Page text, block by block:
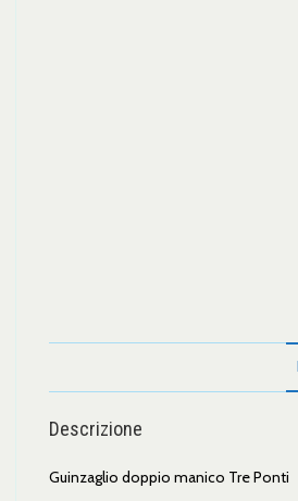
Descrizione
Guinzaglio doppio manico Tre Ponti